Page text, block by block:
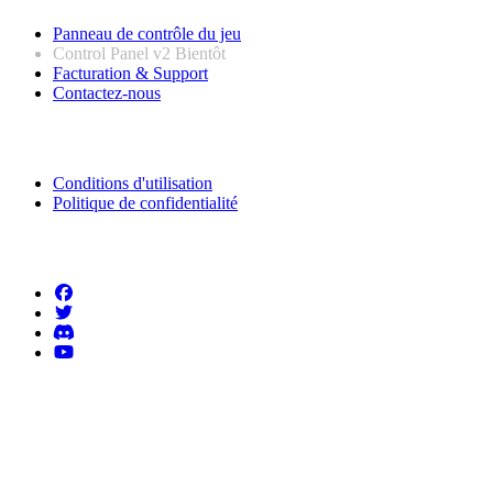
Panneau de contrôle du jeu
Control Panel v2 Bientôt
Facturation & Support
Contactez-nous
Conditions d'utilisation
Politique de confidentialité